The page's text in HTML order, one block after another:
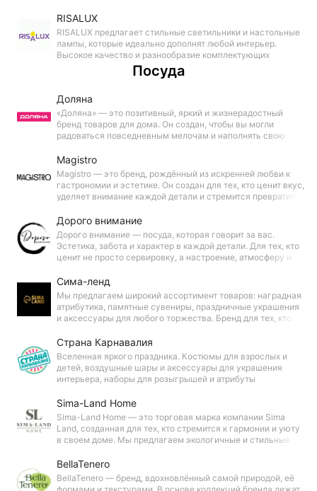
превратить пространство в наполненное эмоциями место.
RISALUX
RISALUX предлагает стильные светильники и настольные
лампы, которые идеально дополнят любой интерьер.
Высокое качество и разнообразие комплектующих
обеспечивают уникальные решения для освещения
вашего пространства. Создайте атмосферу уюта и стиля!
Посуда
Доляна
«Доляна» — это позитивный, яркий и жизнерадостный
бренд товаров для дома. Он создан, чтобы вы могли
радоваться повседневным мелочам и наполнять свою
Magistro
Magistro — это бренд, рождённый из искренней любви к
гастрономии и эстетике. Он создан для тех, кто ценит вкус,
уделяет внимание каждой детали и стремится превратить
Дорого внимание
Дорого внимание — посуда, которая говорит за вас.
Эстетика, забота и характер в каждой детали. Для тех, кто
ценит не просто сервировку, а настроение, атмосферу и
Сима-ленд
Мы предлагаем широкий ассортимент товаров: наградная
атрибутика, памятные сувениры, праздничные украшения
и аксессуары для любого торжества. Бренд для тех, кто
незабываемыми.
Страна Карнавалия
Вселенная яркого праздника. Костюмы для взрослых и
детей, воздушные шары и аксессуары для украшения
интерьера, наборы для розыгрышей и атрибуты
торжество запоминающимся.
Sima-Land Home
Sima-Land Home — это торговая марка компании Sima
Land, созданная для тех, кто стремится к гармонии и уюту
в своем доме. Мы предлагаем экологичные и стильные
спокойствия.
BellaTenero
BellaTenero — бренд, вдохновлённый самой природой, её